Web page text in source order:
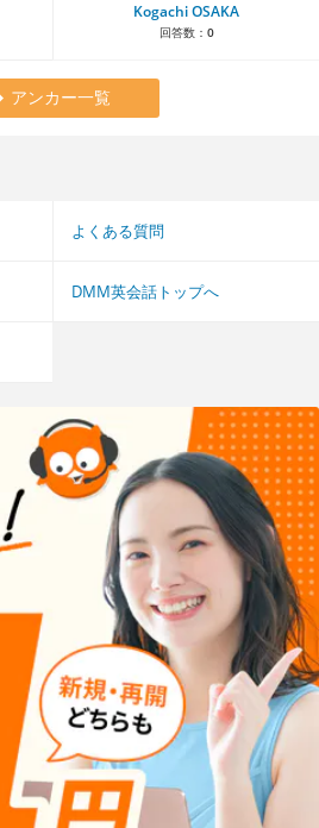
Kogachi OSAKA
回答数： 0
アンカー一覧
よくある質問
DMM英会話トップへ